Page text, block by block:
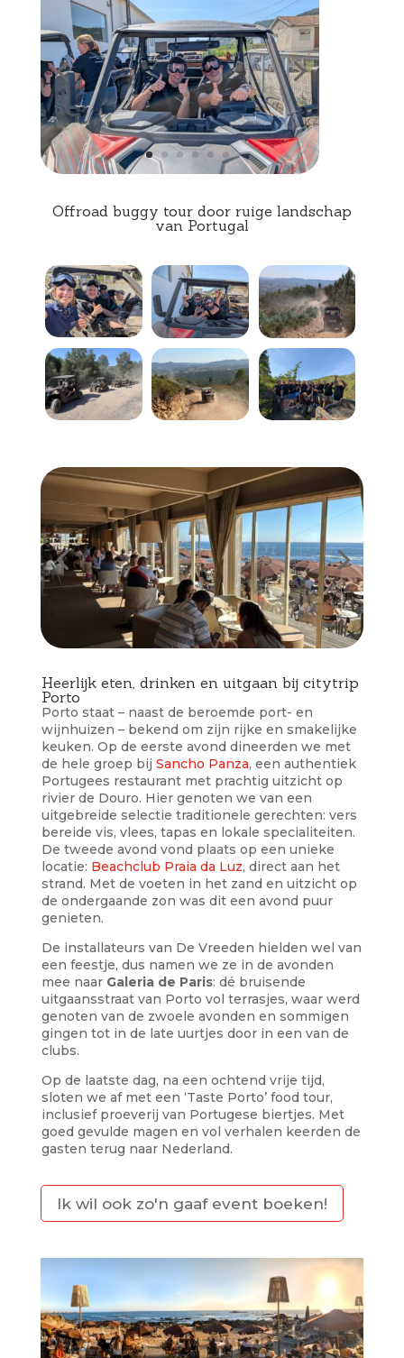
Offroad buggy tour door ruige landschap
van Portugal
Heerlijk eten, drinken en uitgaan bij citytrip
Porto
Porto staat – naast de beroemde port- en
wijnhuizen – bekend om zijn rijke en smakelijke
keuken. Op de eerste avond dineerden we met
de hele groep bij Sancho Panza, een authentiek
Portugees restaurant met prachtig uitzicht op
rivier de Douro. Hier genoten we van een
uitgebreide selectie traditionele gerechten: vers
bereide vis, vlees, tapas en lokale specialiteiten.
De tweede avond vond plaats op een unieke
locatie: Beachclub Praia da Luz, direct aan het
strand. Met de voeten in het zand en uitzicht op
de ondergaande zon was dit een avond puur
genieten.
De installateurs van De Vreeden hielden wel van
een feestje, dus namen we ze in de avonden
mee naar Galeria de Paris: dé bruisende
uitgaansstraat van Porto vol terrasjes, waar werd
genoten van de zwoele avonden en sommigen
gingen tot in de late uurtjes door in een van de
clubs.
Op de laatste dag, na een ochtend vrije tijd,
sloten we af met een ‘Taste Porto’ food tour,
inclusief proeverij van Portugese biertjes. Met
goed gevulde magen en vol verhalen keerden de
gasten terug naar Nederland.
Ik wil ook zo'n gaaf event boeken!